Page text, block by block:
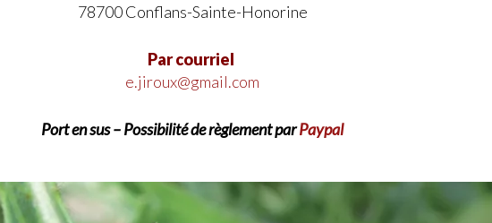
78700 Conflans-Sainte-Honorine
Par courriel
e.jiroux@gmail.com
Port en sus – Possibilité de règlement parPaypal